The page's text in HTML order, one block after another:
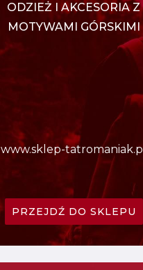
ODZIEŻ I AKCESORIA Z
MOTYWAMI GÓRSKIMI
www.sklep-tatromaniak.pl
PRZEJDŹ DO SKLEPU